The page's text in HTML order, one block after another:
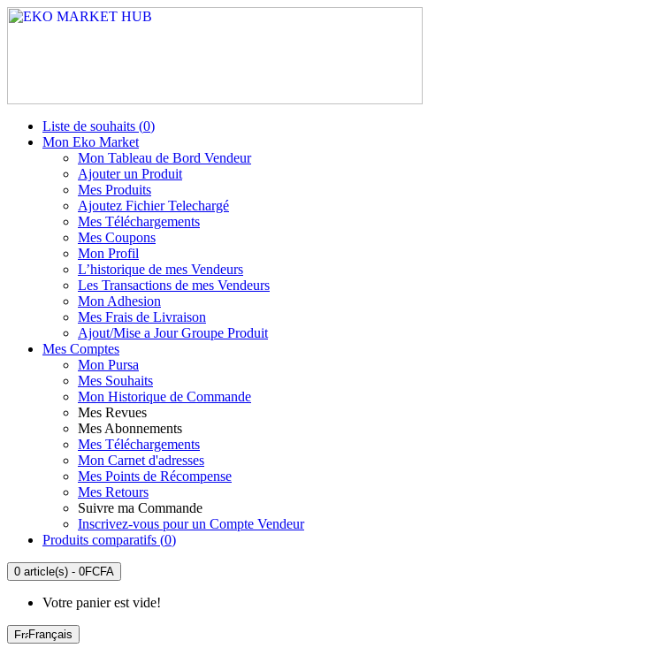
Liste de souhaits (0)
Mon Eko Market
Mon Tableau de Bord Vendeur
Ajouter un Produit
Mes Produits
Ajoutez Fichier Telechargé
Mes Téléchargements
Mes Coupons
Mon Profil
L’historique de mes Vendeurs
Les Transactions de mes Vendeurs
Mon Adhesion
Mes Frais de Livraison
Ajout/Mise a Jour Groupe Produit
Mes Comptes
Mon Pursa
Mes Souhaits
Mon Historique de Commande
Mes Revues
Mes Abonnements
Mes Téléchargements
Mon Carnet d'adresses
Mes Points de Récompense
Mes Retours
Suivre ma Commande
Inscrivez-vous pour un Compte Vendeur
Produits comparatifs (0)
0 article(s) - 0FCFA
Votre panier est vide!
Français